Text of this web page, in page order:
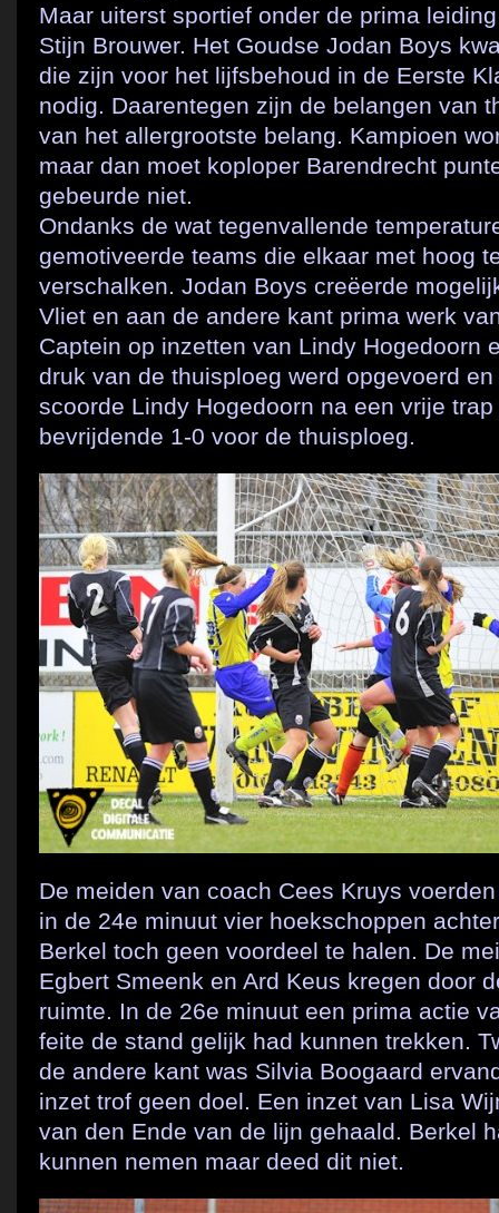
Maar uiterst sportief onder de prima
Stijn Brouwer. Het Goudse Jodan Boys
die zijn voor het lijfsbehoud in de Eerste
nodig. Daarentegen zijn de belangen van
van het allergrootste belang. Kampioen
maar dan moet koploper Barendrecht
gebeurde niet.
Ondanks de wat tegenvallende
gemotiveerde teams die elkaar met hoog
verschalken. Jodan Boys creëerde
Vliet en aan de andere kant prima werk
Captein op inzetten van Lindy Hogedoorn
druk van de thuisploeg werd opgevoerd
scoorde Lindy Hogedoorn na een vrije
bevrijdende 1-0 voor de thuisploeg.
De meiden van coach Cees Kruys
in de 24e minuut vier hoekschoppen
Berkel toch geen voordeel te halen. De
Egbert Smeenk en Ard Keus kregen door
ruimte. In de 26e minuut een prima actie
feite de stand gelijk had kunnen trekken.
de andere kant was Silvia Boogaard
inzet trof geen doel. Een inzet van Lisa
van den Ende van de lijn gehaald. Berkel
kunnen nemen maar deed dit niet.